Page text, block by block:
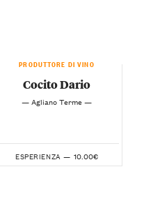
PRODUTTORE DI VINO
Cocito Dario
— Agliano Terme —
ESPERIENZA — 10.00€